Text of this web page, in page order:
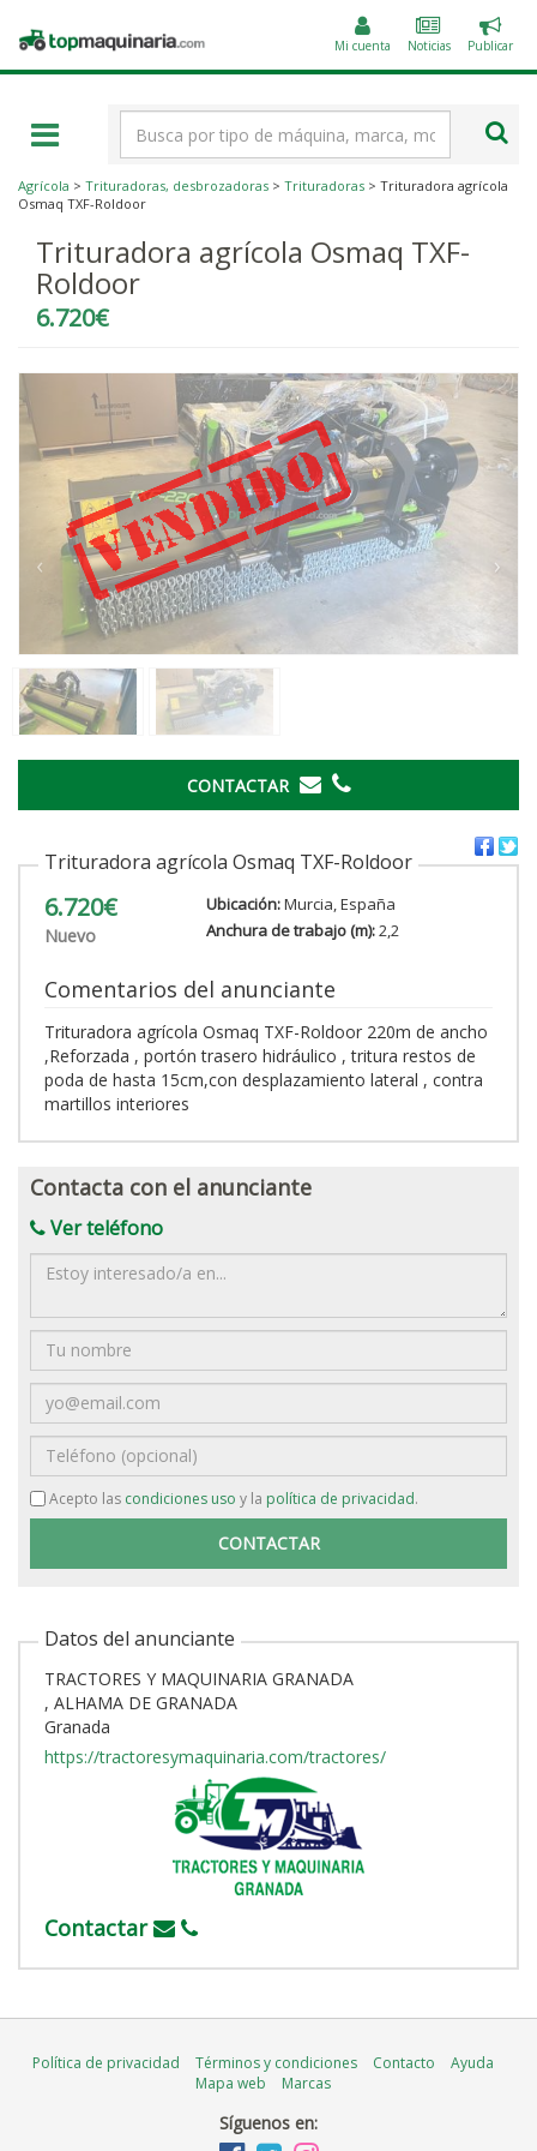
Topmaquinaria.com Mi cuenta Noticias
un
Publicar
Agrícola > Trituradoras, desbrozadoras > Trituradoras > Trituradora agrícola
Osmaq TXF-Roldoor
Trituradora agrícola Osmaq TXF-
Roldoor
6.720€
‹ ›
CONTACTAR
Trituradora agrícola Osmaq TXF-Roldoor
6.720€
Nuevo
Ubicación:Murcia, España
Anchura de trabajo (m):2,2
Comentarios del anunciante
Trituradora agrícola Osmaq TXF-Roldoor 220m de ancho
,Reforzada , portón trasero hidráulico , tritura restos de
poda de hasta 15cm,con desplazamiento lateral , contra
martillos interiores
Contacta con el anunciante
Ver teléfono
Mensaje
Nombre
Email
Teléfono
Acepto las condiciones uso y la política de privacidad.
Datos del anunciante
TRACTORES Y MAQUINARIA GRANADA
, ALHAMA DE GRANADA
Granada
https://tractoresymaquinaria.com/tractores/
Contactar
Política de privacidad Términos y condiciones Contacto
Ayuda
Mapa web
Marcas
Síguenos en: